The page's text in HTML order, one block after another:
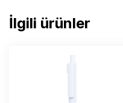
İlgili ürünler